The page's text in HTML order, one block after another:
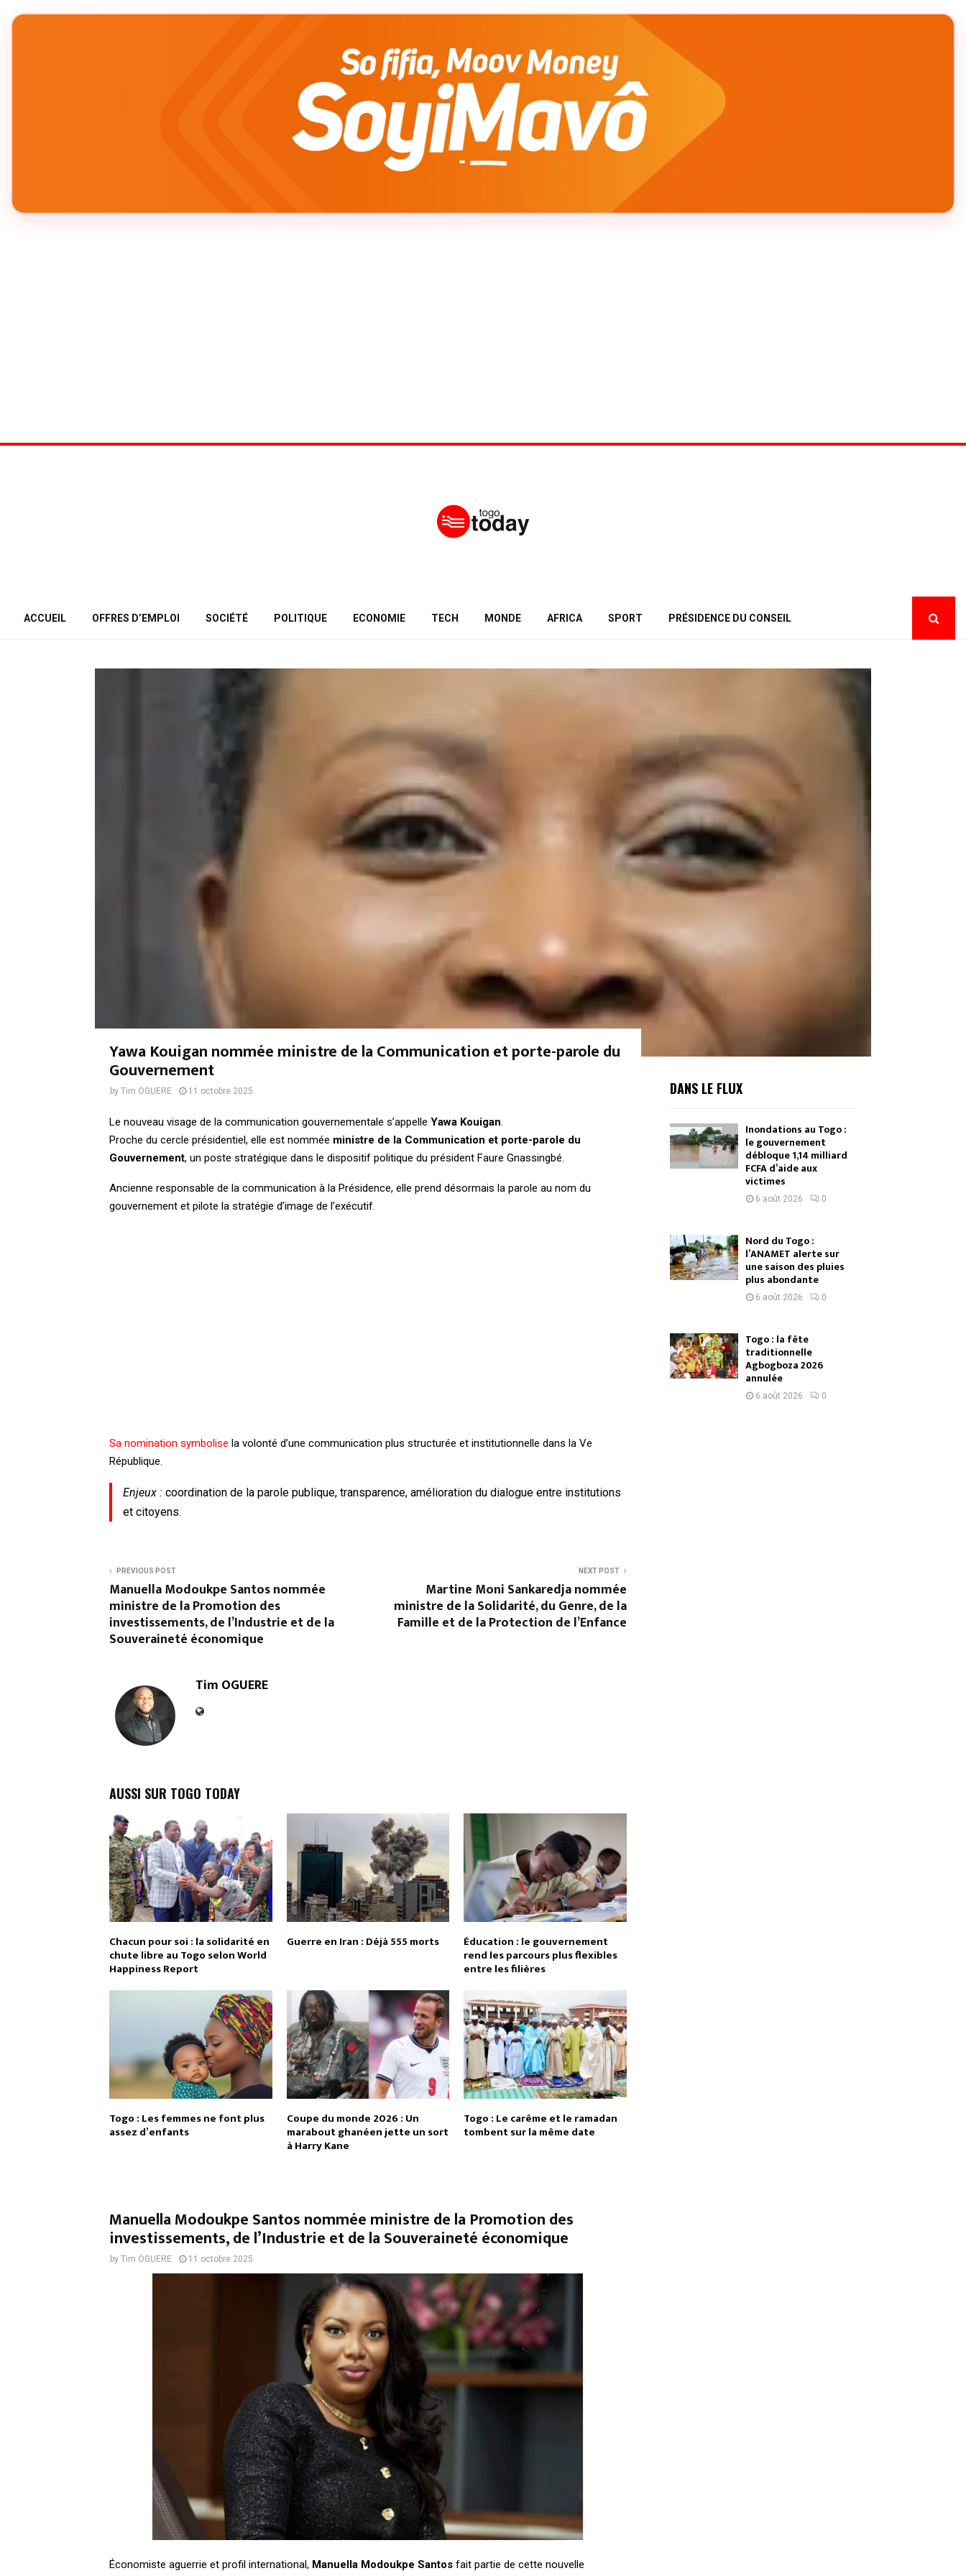
ACCUEIL OFFRES D’EMPLOI SOCIÉTÉ POLITIQUE ECONOMIE TECH MONDE AFRICA SPORT PRÉSIDENCE DU CONSEIL
Yawa Kouigan nommée ministre de la Communication et porte-parole du
Gouvernement
by Tim OGUERE 11 octobre 2025
Le nouveau visage de la communication gouvernementale s’appelle Yawa Kouigan.
Proche du cercle présidentiel, elle est nommée ministre de la Communication et porte-parole du
Gouvernement, un poste stratégique dans le dispositif politique du président Faure Gnassingbé.
Ancienne responsable de la communication à la Présidence, elle prend désormais la parole au nom du
gouvernement et pilote la stratégie d’image de l’exécutif.
Sa nomination symbolise la volonté d’une communication plus structurée et institutionnelle dans la Ve
République.
Enjeux :coordination de la parole publique, transparence, amélioration du dialogue entre institutions
et citoyens.
PREVIOUS POST
Manuella Modoukpe Santos nommée
ministre de la Promotion des
investissements, de l’Industrie et de la
Souveraineté économique
NEXT POST
Martine Moni Sankaredja nommée
ministre de la Solidarité, du Genre, de la
Famille et de la Protection de l’Enfance
Tim OGUERE
AUSSI SUR TOGO TODAY
Chacun pour soi : la solidarité en
chute libre au Togo selon World
Happiness Report
Guerre en Iran : Déjà 555 morts Éducation : le gouvernement
rend les parcours plus flexibles
entre les filières
Togo : Les femmes ne font plus
assez d’enfants
Coupe du monde 2026 : Un
marabout ghanéen jette un sort
à Harry Kane
Togo : Le carême et le ramadan
tombent sur la même date
Manuella Modoukpe Santos nommée ministre de la Promotion des
investissements, de l’Industrie et de la Souveraineté économique
by Tim OGUERE 11 octobre 2025
Économiste aguerrie et profil international, Manuella Modoukpe Santos fait partie de cette nouvelle
DANS LE FLUX
Inondations au Togo :
le gouvernement
débloque 1,14 milliard
FCFA d’aide aux
victimes
6 août 2026 0
Nord du Togo :
l’ANAMET alerte sur
une saison des pluies
plus abondante
6 août 2026 0
Togo : la fête
traditionnelle
Agbogboza 2026
annulée
6 août 2026 0